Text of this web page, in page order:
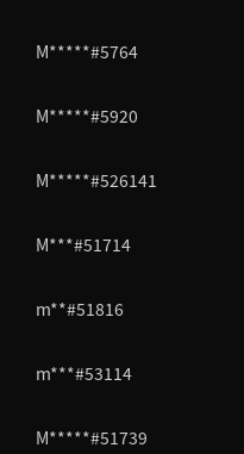
M*****#5764
M*****#5920
M*****#526141
M***#51714
m**#51816
m***#53114
M*****#51739